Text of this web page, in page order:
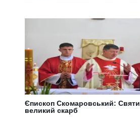
Єпископ Скомаровський:
великий скарб